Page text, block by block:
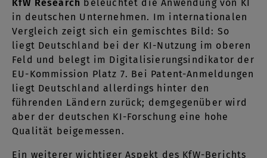
KfW Research beleuchtet die Anwendung von KI
in deutschen Unternehmen. Im internationalen
Vergleich zeigt sich ein gemischtes Bild: So
liegt Deutschland bei der KI-Nutzung im oberen
Feld und belegt im Digitalisierungsindikator der
EU-Kommission Platz 7. Bei Patent-Anmeldungen
liegt Deutschland allerdings hinter den
führenden Ländern zurück; demgegenüber wird
aber der deutschen KI-Forschung eine hohe
Qualität beigemessen.
Ein weiterer wichtiger Aspekt des KfW-Berichts